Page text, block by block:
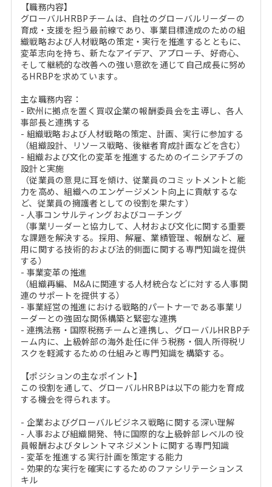
【職務内容】
グローバルHRBPチームは、自社のグローバルリーダーの
育成・支援を担う最前線であり、事業目標達成のための組
織戦略および人材戦略の策定・実行を推進するとともに、
変革志向を持ち、新たなアイデア、アプローチ、好奇心、
そして継続的な改善への強い意欲を通じて自己成長に努め
るHRBPを求めています。
主な職務内容：
- 欧州に拠点を置く買収企業の報酬委員会を主導し、各人
事部長と連携する
- 組織戦略および人材戦略の策定、計画、実行に参加する
（組織設計、リソース戦略、後継者育成計画などを含む）
- 組織および文化の変革を推進するためのイニシアチブの
設計と実施
（従業員の意見に耳を傾け、従業員のコミットメントと能
力を高め、組織へのエンゲージメント向上に貢献するな
ど、従業員の擁護者としての役割を果たす）
- 人事コンサルティングおよびコーチング
（事業リーダーと協力して、人材および文化に関する重要
な課題を解決する。採用、解雇、業績管理、報酬など、雇
用に関する技術的および法的側面に関する専門知識を提供
する）
- 事業変革の推進
（組織再編、M&Aに関連する人材統合などに対する人事関
連のサポートを提供する）
- 事業経営の推進における戦略的パートナーである事業リ
ーダーとの強固な関係構築と緊密な連携
- 連携法務・国際税務チームと連携し、グローバルHRBPチ
ーム内に、上級幹部の海外赴任に伴う税務・個人所得税リ
スクを軽減するための仕組みと専門知識を構築する。
【ポジションの主なポイント】
この役割を通して、グローバルHRBPは以下の能力を育成
する機会を得られます。
- 企業およびグローバルビジネス戦略に関する深い理解
- 人事および組織開発、特に国際的な上級幹部レベルの役
員報酬およびタレントマネジメントに関する専門知識
- 変革を推進する実行計画を策定する能力
- 効果的な実行を確実にするためのファシリテーションス
キル